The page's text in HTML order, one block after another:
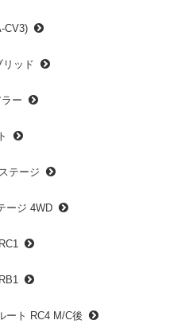
CV3)
リッド
ー
テージ
ージ 4WD
ート RC4 M/C後